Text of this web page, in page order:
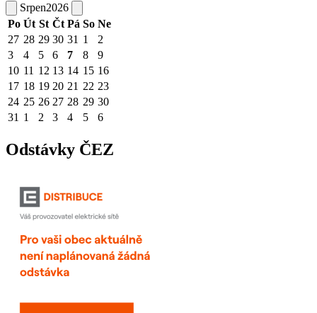
Srpen2026
Po Út St Čt Pá So Ne
27 28 29 30 31 1
2
3
4 5 6 7 8
9
10 11 12 13 14 15 16
17 18 19 20 21 22 23
24 25 26 27 28 29 30
31 1 2 3 4 5 6
Odstávky ČEZ